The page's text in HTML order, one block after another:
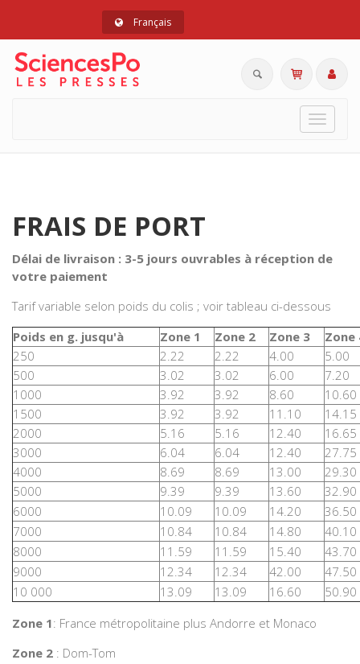
Français
Toggle
FRAIS DE PORT
Délai de livraison : 3-5 jours ouvrables à réception de
votre paiement
Tarif variable selon poids du colis ; voir tableau ci-dessous
Poids en g. jusqu'à
Zone 1 Zone 2 Zone 3
Zone
250
2.22 2.22 4.00
5.00
500
3.02 3.02 6.00
7.20
1000
3.92 3.92 8.60
10.60
1500
3.92 3.92 11.10
14.15
2000
5.16 5.16 12.40
16.65
3000
6.04 6.04 12.40
27.75
4000
8.69 8.69 13.00
29.30
5000
9.39 9.39 13.60
32.90
6000
10.09 10.09 14.20
36.50
7000
10.84 10.84 14.80
40.10
8000
11.59 11.59 15.40
43.70
9000
12.34 12.34 42.00
47.50
10 000
13.09 13.09 16.60
50.90
Zone 1: France métropolitaine plus Andorre et Monaco
Zone 2 : Dom-Tom